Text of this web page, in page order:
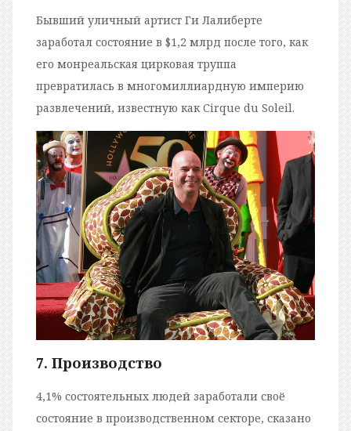
Бывший уличный артист Ги Лалиберте
заработал состояние в $1,2 млрд после того, как
его монреальская цирковая труппа
превратилась в многомиллиардную империю
развлечений, известную как Cirque du Soleil.
7. Производство
4,1% состоятельных людей заработали своё
состояние в производственном секторе, сказано